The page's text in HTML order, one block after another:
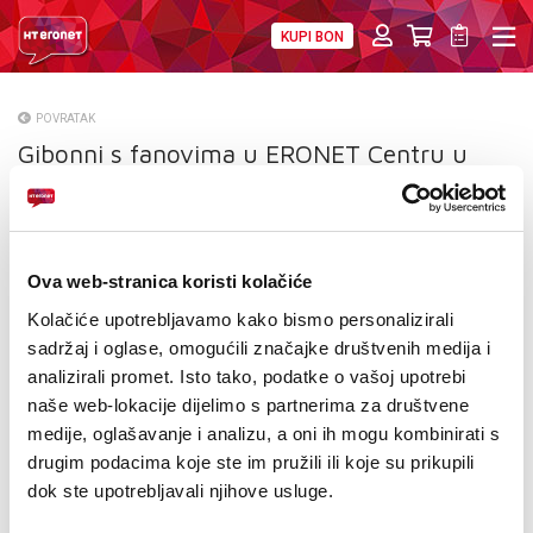
Ova web-stranica koristi kolačiće
Kolačiće upotrebljavamo kako bismo personalizirali
sadržaj i oglase, omogućili značajke društvenih medija i
analizirali promet. Isto tako, podatke o vašoj upotrebi
naše web-lokacije dijelimo s partnerima za društvene
medije, oglašavanje i analizu, a oni ih mogu kombinirati s
drugim podacima koje ste im pružili ili koje su prikupili
dok ste upotrebljavali njihove usluge.
KUPI BON
O NAMA
PRESS
VELEPRODAJA
KONTAKTI
MOJ PROFIL
E-RAČUN
POVRATAK
Gibonni s fanovima u ERONET Centru u
Sarajevu